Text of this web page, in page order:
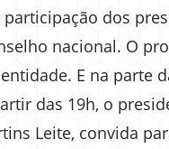
dos
nacional. O
E na parte
das 19h, o
Leite, convida